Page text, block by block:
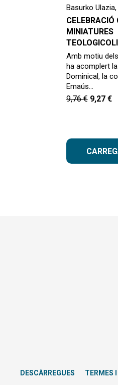
Basurko
MINIATURES
Amb motiu
ha acomplert
Dominical, la
Emaús…
9,76€ 9,27 €
DESCÀRREGUES TERMES